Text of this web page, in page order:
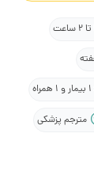
1 بیمار و 1 همراه
مترجم پزشکی